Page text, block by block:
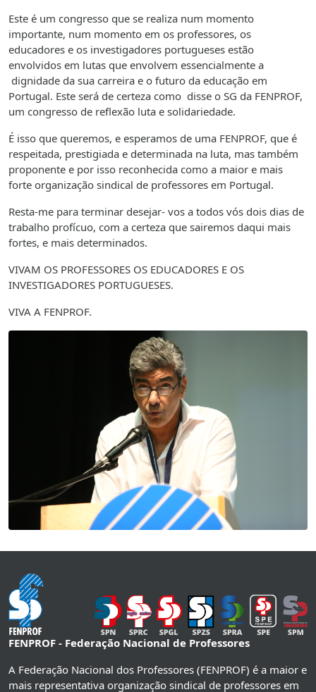
Este é um congresso que se realiza num momento
importante, num momento em os professores, os
educadores e os investigadores portugueses estão
envolvidos em lutas que envolvem essencialmente a
dignidade da sua carreira e o futuro da educação em
Portugal. Este será de certeza como disse o SG da FENPROF,
um congresso de reflexão luta e solidariedade.
É isso que queremos, e esperamos de uma FENPROF, que é
respeitada, prestigiada e determinada na luta, mas também
proponente e por isso reconhecida como a maior e mais
forte organização sindical de professores em Portugal.
Resta-me para terminar desejar- vos a todos vós dois dias de
trabalho profícuo, com a certeza que sairemos daqui mais
fortes, e mais determinados.
VIVAM OS PROFESSORES OS EDUCADORES E OS
INVESTIGADORES PORTUGUESES.
VIVA A FENPROF.
FENPROF - Federação Nacional de Professores
A Federação Nacional dos Professores (FENPROF) é a maior e
mais representativa organização sindical de professores em